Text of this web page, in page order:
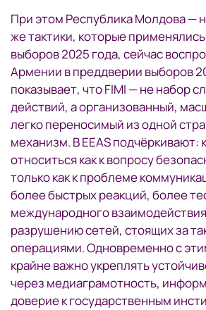
При этом Республика Молдова —
же тактики, которые
выборов 2025 года, сейчас
Армении в преддверии выборов
показывает, что FIMI — не набор
действий, а организованный,
легко переносимый из одной
механизм. В EEAS подчёркивают:
относиться как к вопросу
только как к проблеме
более быстрых реакций, более
международного
разрушению сетей, стоящих за
операциями. Одновременно с
крайне важно укреплять
через медиаграмотность,
доверие к государственным